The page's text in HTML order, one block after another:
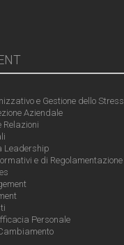
e Gestione dello Stress
Aziendale
Relazioni
Leadership
e di Regolamentazione
Personale